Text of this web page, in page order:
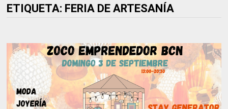
ETIQUETA: FERIA DE ARTESANÍA